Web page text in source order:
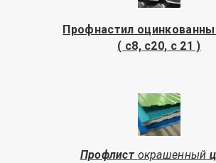
Профнастил
( с8, с20, с 21 )
Профлист окрашенный